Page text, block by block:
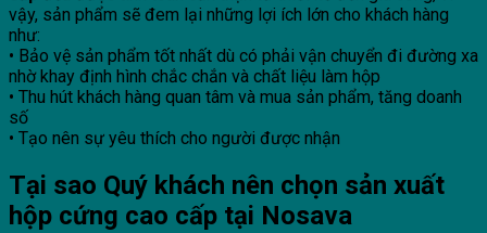
vậy, sản phẩm sẽ đem lại những lợi ích lớn cho khách hàng
như:
• Bảo vệ sản phẩm tốt nhất dù có phải vận chuyển đi đường xa
nhờ khay định hình chắc chắn và chất liệu làm hộp
• Thu hút khách hàng quan tâm và mua sản phẩm, tăng doanh
số
• Tạo nên sự yêu thích cho người được nhận
Tại sao Quý khách nên chọn sản xuất
hộp cứng cao cấp tại Nosava